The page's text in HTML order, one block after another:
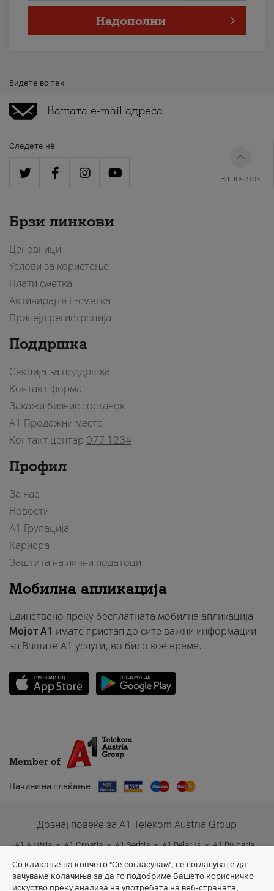
Надополни
Бидете во тек
Следете нè
На почеток
Брзи линкови
Ценовници
Услови за користење
Плати сметка
Активирајте Е-сметка
Припејд регистрација
Поддршка
Секција за поддршка
Контакт форма
Закажи бизнис состанок
A1 Продажни места
Контакт центар 077 1234
Профил
За нас
Новости
А1 Групација
Кариера
Заштита на лични податоци
Мобилна апликација
Единствено преку бесплатната мобилна апликација
Мојот A1 имате пристап до сите важни информации
за Вашите A1 услуги, во било кое време.
Member of
Начини на плаќање
Дознај повеќе за A1 Telekom Austria Group
A1 Austria A1 Croatia A1 Serbia A1 Belarus
A1 Bulgaria
Со кликање на копчето "Се согласувам", се согласувате да
зачуваме колачиња за да го подобриме Вашето корисничко
искуство преку анализа на употребата на веб-страната,